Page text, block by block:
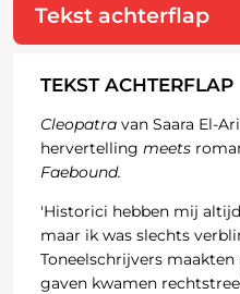
Tekst achterflap
TEKST ACHTERFLAP
Cleopatravan Saara El-
hervertelling meets
Faebound.
'Historici hebben mij
maar ik was slechts
Toneelschrijvers
gaven kwamen